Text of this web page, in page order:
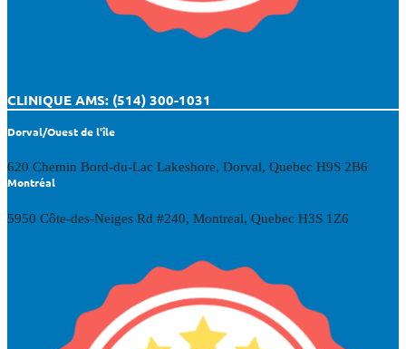
CLINIQUE AMS: (514) 300-1031
Dorval/Ouest de l'île
620 Chemin Bord-du-Lac Lakeshore, Dorval, Quebec H9S 2B6
Montréal
5950 Côte-des-Neiges Rd #240, Montreal, Quebec H3S 1Z6